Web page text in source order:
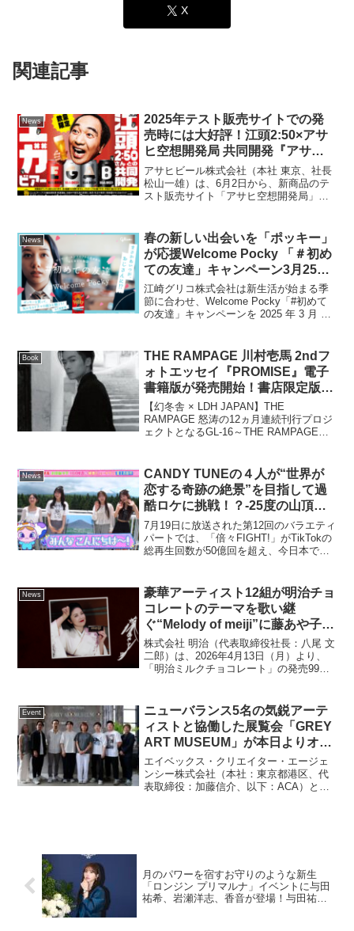
X
関連記事
News
2025年テスト販売サイトでの発
売時には大好評！江頭2:50×アサ
ヒ空想開発局 共同開発『アサヒ
EGA BEER』全国発売決定！デ
ザインは全4種！新デザイン＆
500ml缶も登場！江頭2:50もコメ
な！」
アサヒビール株式会社（本社 東京、社長
松山一雄）は、6月2日から、新商品のテ
スト販売サイト「アサヒ空想開発局」が
ガビアー）を全国のコンビニエンススト
アやス...
News
春の新しい出会いを「ポッキー」
が応援Welcome Pocky 「＃初め
ての友達」キャンペーン3月25日
（火）より開始。アイナ・ジ・エ
ンドさんの楽曲「はじめての友
達」から生まれた奇想天外なオリ
公開
江崎グリコ株式会社は新生活が始まる季
節に合わせ、Welcome Pocky「#初めて
の友達」キャンペーンを 2025 年 3 月 25
ードとして「Welcome Po...
Book
THE RAMPAGE 川村壱馬 2ndフ
ォトエッセイ『PROMISE』電子
書籍版が発売開始！書店限定版に
は電子限定カット特典や音声メッ
セージ付き特典も
【幻冬舎 × LDH JAPAN】THE
RAMPAGE 怒涛の12ヵ月連続刊行プロジ
ェクトとなるGL-16～THE RAMPAGE
売を開始しました。通常...
News
CANDY TUNEの４人が“世界が
恋する奇跡の絶景”を目指して過
酷ロケに挑戦！？-25度の山頂の
気温で『倍倍FIGHT!』寒さに耐
える小川奈々子に“しゅんってし
てて保護したくなった”番組
待！
7月19日に放送された第12回のバラエティ
パートでは、「倍々FIGHT!」がTikTokの
総再生回数が50億回を超え、今日本で一
人が、日本一の高さを誇る富士山の...
News
豪華アーティスト12組が明治チョ
コレートのテーマを歌い継
ぐ“Melody of meiji”に藤あや子が
登場！艶やかな声で歌い上げる！
次はイルカにバトンタッチ来月65
歳を迎える藤「キックボクシング
師匠」
株式会社 明治（代表取締役社長：八尾 文
二郎）は、2026年4月13日（月）より、
「明治ミルクチョコレート」の発売99周
動画を特設サイト上で公開します。...
Event
ニューバランス5名の気鋭アーテ
ィストと協働した展覧会「GREY
ART MUSEUM」が本日よりオー
プンアートプロジェクト「MEET
YOUR ART」を協働パートナー
に、小笠原 周、金子英、品川
エイベックス・クリエイター・エージェ
ンシー株式会社（本社：東京都港区、代
表取締役：加藤信介、以下：ACA）と株
月のパワーを宿すお守りのような新生
「ロンジン プリマルナ」イベントに与田
祐希、岩瀬洋志、香音が登場！与田祐希